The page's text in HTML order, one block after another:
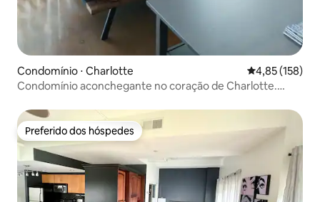
Condomínio ⋅ Charlotte 4,85 de uma
4,85 (158)
Condomínio aconchegante no coração de Charlotte.
Preferido dos hóspedes
Preferido dos hóspedes